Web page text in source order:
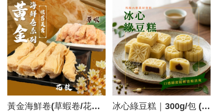
黃金海鮮卷(草蝦卷/花枝卷)｜200g/10條/盒 冰心綠豆糕｜300g/包 (方型、圓型隨機出貨)